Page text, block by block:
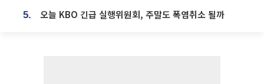
5. 오늘 KBO 긴급 실행위원회, 주말도 폭염취소 될까